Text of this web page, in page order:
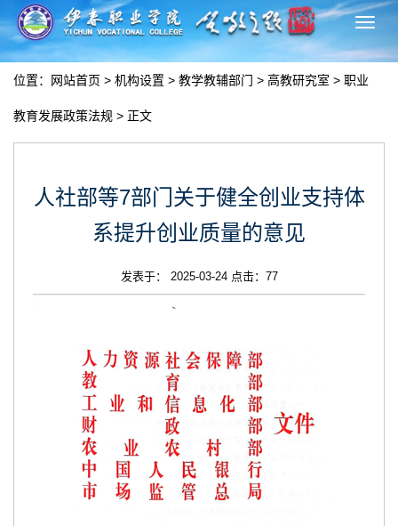
切
换
导
位置： 网站首页 > 机构设置 > 教学教辅部门 > 高教研究室 > 职业
教育发展政策法规 > 正文
人社部等7部门关于健全创业支持体
系提升创业质量的意见
发表于： 2025-03-24 点击： 77